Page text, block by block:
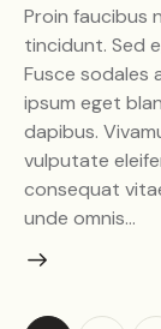
Proin faucibus
tincidunt. Sed
Fusce sodales
ipsum eget
dapibus.
vulputate
consequat
unde omnis…